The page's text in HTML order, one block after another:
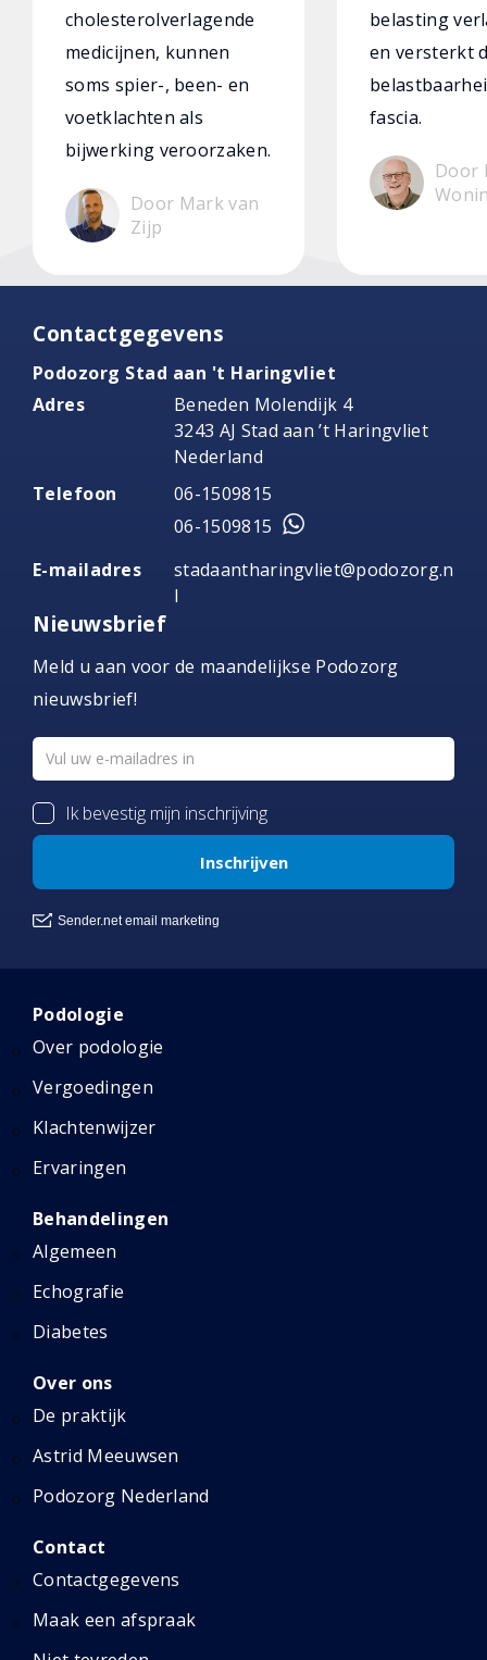
cholesterolverlagende
medicijnen, kunnen
soms spier-, been- en
voetklachten als
bijwerking veroorzaken.
Door Mark van
Zijp
belasting
en versterkt
fascia.
Door
Contactgegevens
Podozorg Stad aan 't Haringvliet
Adres
Beneden Molendijk 4
3243 AJ Stad aan ’t Haringvliet
Nederland
Telefoon
06-1509815
06-1509815
E-mailadres
stadaantharingvliet@podozorg.n
l
Nieuwsbrief
Meld u aan voor de maandelijkse Podozorg
nieuwsbrief!
Podologie
Over podologie
Vergoedingen
Klachtenwijzer
Ervaringen
Behandelingen
Algemeen
Echografie
Diabetes
Over ons
De praktijk
Astrid Meeuwsen
Podozorg Nederland
Contact
Contactgegevens
Maak een afspraak